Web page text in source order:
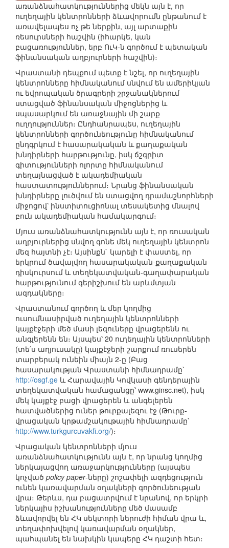
առանձնահատկություններից մեկն այն է, որ
ուղեղային կենտրոնների ձևավորումն ընթանում է
առավելապես ոչ թե ներքին, այլ արտաքին
ռեսուրսների հաշվին (իհարկե, կան
բացառություններ, երբ ՈւԿ-ն գործում է պետական
ֆինանսական աղբյուրների հաշվին)։
Վրաստանի դեպքում պետք է նշել, որ ուղեղային
կենտրոնները հիմնականում սնվում են ամերիկյան
ու եվրոպական ծրագրերի շրջանակներում
ստացված ֆինանսական միջոցներից և
սպասարկում են առաջնային մի շարք
ուղղություններ։ Ընդհանրապես, ուղեղային
կենտրոնների գործունեությունը հիմնականում
ընդգրկում է հասարակական և քաղաքական
խնդիրների հարթությունը, իսկ ճշգրիտ
գիտությունների ոլորտը հիմնականում
տեղայնացված է ակադեմիական
հաստատություններում։ Նրանց ֆինանսական
խնդիրները լուծվում են ստացվող դրամաշնորհների
միջոցով՝ ինստիտուցիոնալ տեսակետից մնալով
բուն ակադեմիական համակարգում։
Մյուս առանձնահատկությունն այն է, որ ռուսական
աղբյուրներից սնվող գոնե մեկ ուղեղային կենտրոն
մեզ հայտնի չէ։ Այսինքն` կարելի է փաստել, որ
երկրում ծավալվող հասարակական-քաղաքական
դիսկուրսում և տեղեկատվական-գաղափարական
հարթությունում գերիշխում են արևմտյան
ազդակները։
Վրաստանում գործող և մեր կողմից
ուսումնասիրված ուղեղային կենտրոնների
կայքէջերի մեծ մասի լեզուները վրացերենն ու
անգլերենն են։ Այսպես՝ 20 ուղեղային կենտրոնների
(տե՛ս աղյուսակը) կայքէջերի շարքում ռուսերեն
տարբերակ ունեին միայն 2-ը (Բաց
հասարակության Վրաստանի հիմնադրամը՝
http://osgf.ge և Հարավային Կովկասի գենդերային
տեղեկատվական համացանցը՝ www.ginsc.net), իսկ
մեկ կայքէջ բացի վրացերեն և անգելերեն
հատվածներից ուներ թուրքալեզու էջ (Թուրք-
վրացական կրթամշակութային հիմնադրամը՝
http://www.turkgurcuvakfi.org/)։
Վրացական կենտրոնների մյուս
առանձնահատկությունն այն է, որ նրանց կողմից
ներկայացվող առաջարկությունները (այսպես
կոչված policy paper-ները) շոշափելի ազդեցություն
ունեն կառավարման օղակների գործունեության
վրա։ Թերևս, դա բացատրվում է նրանով, որ երկրի
ներկայիս իշխանությունները մեծ մասամբ
ձևավորվել են ՀԿ սեկտորի ներուժի հիման վրա և,
տեղափոխվելով կառավարման օղակներ,
պահպանել են նախկին կապերը ՀԿ դաշտի հետ։